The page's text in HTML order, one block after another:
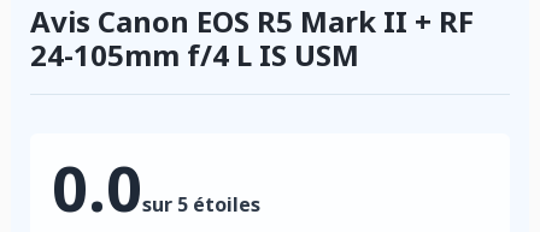
Avis Canon EOS R5 Mark II + RF
24-105mm f/4 L IS USM
0.0sur 5 étoiles